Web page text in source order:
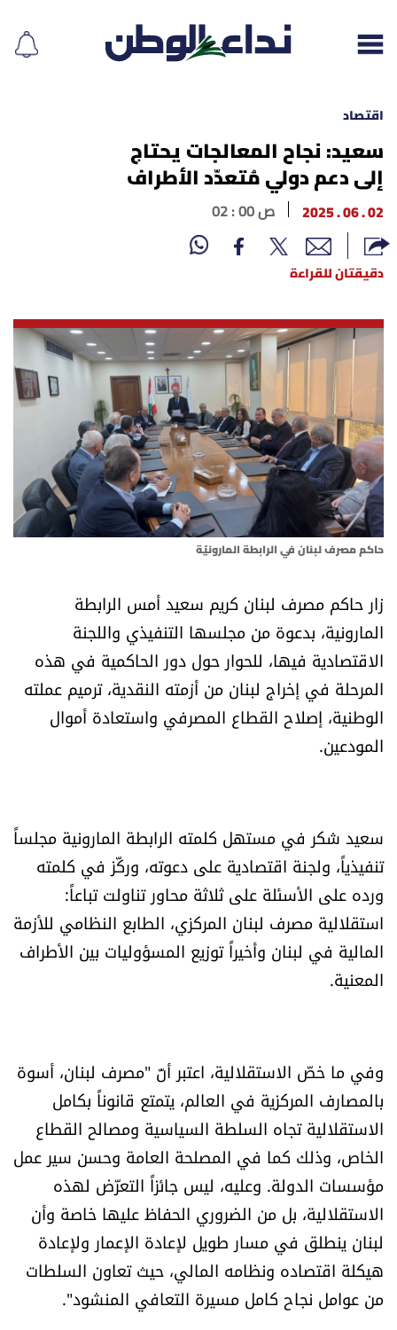
إقرأ الجريدة
لبنان
الغلاف
نداء اليوم
محليات
أسرار
متفرقات
نداء القرّاء
خاص الموقع
كتّابنا
تحت المجهر
آراء
اقتصاد
الصحافة الإسرائيلية
ثقافة وفنون
فصل من كتاب
كاميرا
سجالات
صحّة وصحن
الرياضة
منوّعات
حظّك اليوم
اقتصاد
سعيد: نجاح المعالجات يحتاج
إلى دعم دولي مُتعدّد الأطراف
02 . 06 . 2025 02 : 00 ص
دقيقتان للقراءة
حاكم مصرف لبنان في الرابطة المارونيّة
زار حاكم مصرف لبنان كريم سعيد أمس الرابطة
المارونية، بدعوة من مجلسها التنفيذي واللجنة
الاقتصادية فيها، للحوار حول دور الحاكمية في هذه
المرحلة في إخراج لبنان من أزمته النقدية، ترميم عملته
الوطنية، إصلاح القطاع المصرفي واستعادة أموال
المودعين.
سعيد شكر في مستهل كلمته الرابطة المارونية مجلساً
تنفيذياً، ولجنة اقتصادية على دعوته، وركّز في كلمته
ورده على الأسئلة على ثلاثة محاور تناولت تباعاً:
استقلالية مصرف لبنان المركزي، الطابع النظامي للأزمة
المالية في لبنان وأخيراً توزيع المسؤوليات بين الأطراف
المعنية.
وفي ما خصّ الاستقلالية، اعتبر أنّ "مصرف لبنان، أسوة
بالمصارف المركزية في العالم، يتمتع قانوناً بكامل
الاستقلالية تجاه السلطة السياسية ومصالح القطاع
الخاص، وذلك كما في المصلحة العامة وحسن سير عمل
مؤسسات الدولة. وعليه، ليس جائزاً التعرّض لهذه
الاستقلالية، بل من الضروري الحفاظ عليها خاصة وأن
لبنان ينطلق في مسار طويل لإعادة الإعمار ولإعادة
هيكلة اقتصاده ونظامه المالي، حيث تعاون السلطات
من عوامل نجاح كامل مسيرة التعافي المنشود".